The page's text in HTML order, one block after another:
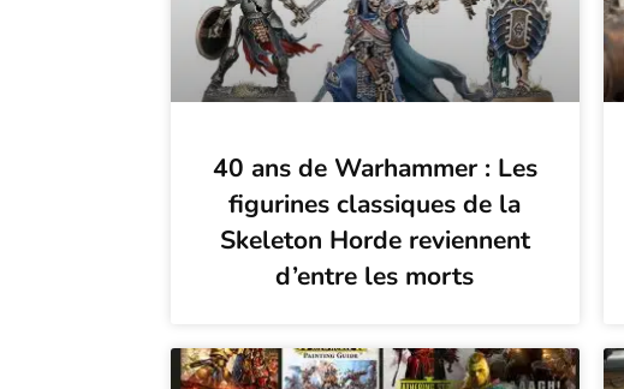
40 ans de Warhammer : Les
figurines classiques de la
Skeleton Horde reviennent
d’entre les morts